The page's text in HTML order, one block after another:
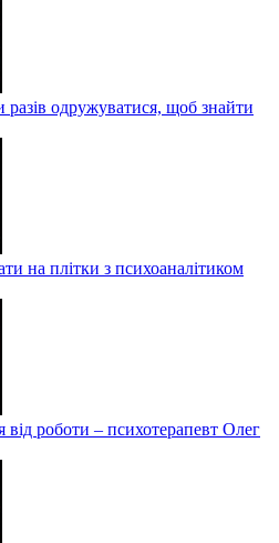
одружуватися, щоб знайти
на плітки з психоаналітиком
роботи – психотерапевт Олег